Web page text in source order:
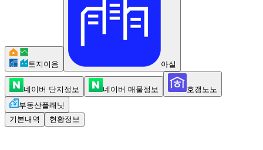
토지이음 아실
네이버 단지정보 네이버 매물정보
호갱노노
부동산플래닛
기본내역
현황정보